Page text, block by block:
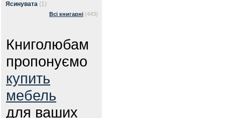
Ясинувата (1)
Всі книгарні (443)
Книголюбам
пропонуємо
купить
мебель
для ваших